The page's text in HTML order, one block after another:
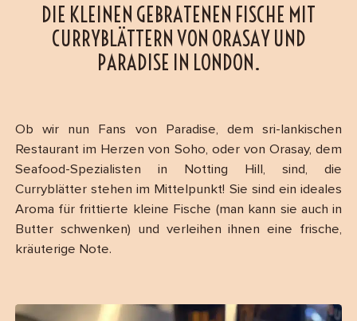
DIE KLEINEN GEBRATENEN FISCHE MIT
CURRYBLÄTTERN VON ORASAY UND
PARADISE IN LONDON.
Ob wir nun Fans von Paradise, dem sri-lankischen
Restaurant im Herzen von Soho, oder von Orasay, dem
Seafood-Spezialisten in Notting Hill, sind, die
Curryblätter stehen im Mittelpunkt! Sie sind ein ideales
Aroma für frittierte kleine Fische (man kann sie auch in
Butter schwenken) und verleihen ihnen eine frische,
kräuterige Note.